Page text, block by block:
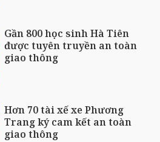
Gần 800 học sinh Hà Tiên
được tuyên truyền an toàn
giao thông
Hơn 70 tài xế xe Phương
Trang ký cam kết an toàn
giao thông